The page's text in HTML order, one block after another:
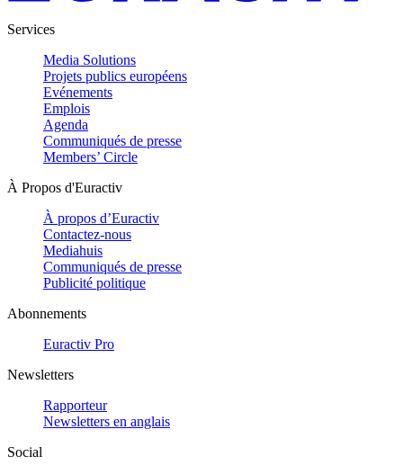
Services
Media Solutions
Projets publics européens
Evénements
Emplois
Agenda
Communiqués de presse
Members’ Circle
À Propos d'Euractiv
À propos d’Euractiv
Contactez-nous
Mediahuis
Communiqués de presse
Publicité politique
Abonnements
Euractiv Pro
Newsletters
Rapporteur
Newsletters en anglais
Social